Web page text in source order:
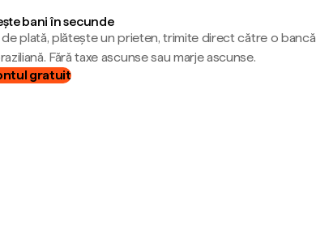
bani în secunde
plată, plătește un prieten, trimite direct către o bancă
Fără taxe ascunse sau marje ascunse.
gratuit